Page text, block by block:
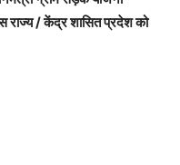
/ केंद्र शासित प्रदेश को